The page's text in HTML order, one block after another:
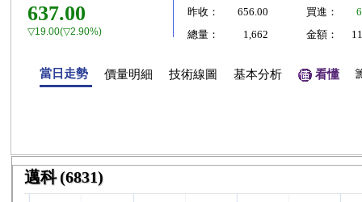
637.00
▽19.00(▽2.90%)
昨收：
656.00 買進：
總量：
1,662 金額：
當日走勢 價量明細 技術線圖 基本分析 看懂